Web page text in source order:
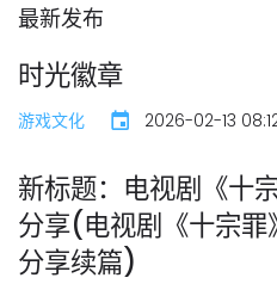
最新发布
时光徽章
游戏文化 2026-02-13
新标题：电视剧《十
分享(电视剧《十宗
分享续篇)